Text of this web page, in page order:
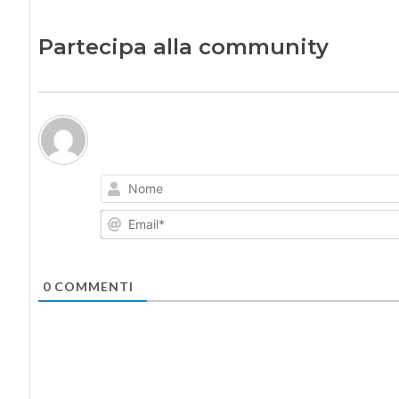
Partecipa alla community
0COMMENTI